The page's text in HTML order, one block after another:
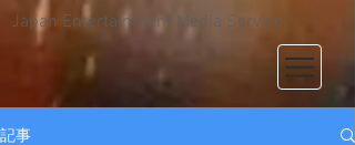
Japan Entertainment Media Service
記事